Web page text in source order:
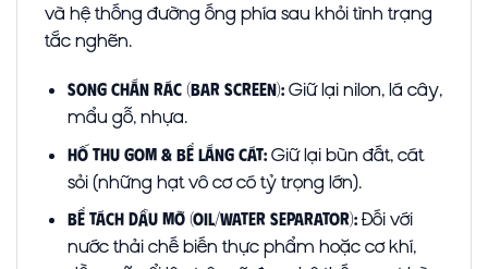
và hệ thống đường ống phía sau khỏi tình trạng
tắc nghẽn.
Song chắn rác (Bar Screen):Giữ lại nilon, lá cây,
mẩu gỗ, nhựa.
Hố thu gom & Bể lắng cát:Giữ lại bùn đất, cát
sỏi (những hạt vô cơ có tỷ trọng lớn).
Bể tách dầu mỡ (Oil/Water Separator):Đối với
nước thải chế biến thực phẩm hoặc cơ khí,